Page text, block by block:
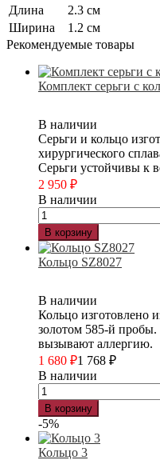
Длина
2.3 см
Ширина
1.2 см
Рекомендуемые товары
Комплект серьги с
В наличии
Серьги и кольцо
хирургического
Серьги устойчивы к
2 950 ₽
В наличии
В корзину
Кольцо SZ8027
В наличии
Кольцо изготовлено
золотом 585-й
вызывают аллергию.
1 680 ₽1 768 ₽
В наличии
В корзину
-5%
Кольцо 3